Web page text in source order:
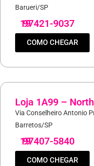
Barueri/SP
19
97421-9037
COMO CHEGAR
Loja 1A99 –
Via Conselheiro Antonio
Barretos/SP
19
97407-5840
COMO CHEGAR